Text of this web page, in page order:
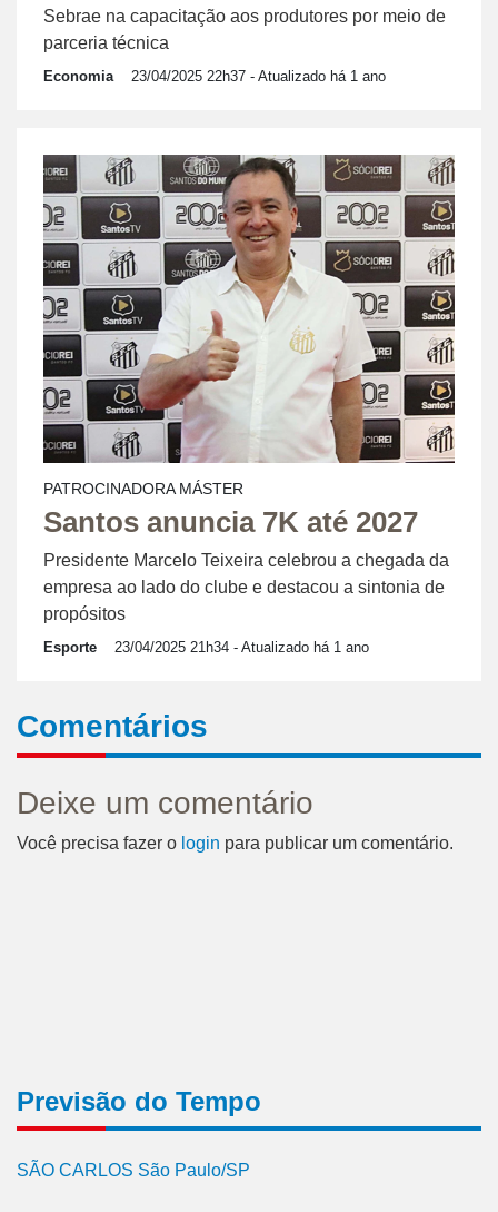
Sebrae na capacitação aos produtores por meio de
parceria técnica
Economia 23/04/2025 22h37 - Atualizado há 1 ano
PATROCINADORA MÁSTER
Santos anuncia 7K até 2027
Presidente Marcelo Teixeira celebrou a chegada da
empresa ao lado do clube e destacou a sintonia de
propósitos
Esporte 23/04/2025 21h34 - Atualizado há 1 ano
Comentários
Deixe um comentário
Você precisa fazer o login para publicar um comentário.
Previsão do Tempo
SÃO CARLOS São Paulo/SP